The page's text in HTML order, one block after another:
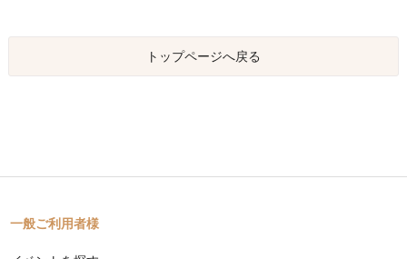
トップページへ戻る
一般ご利用者様